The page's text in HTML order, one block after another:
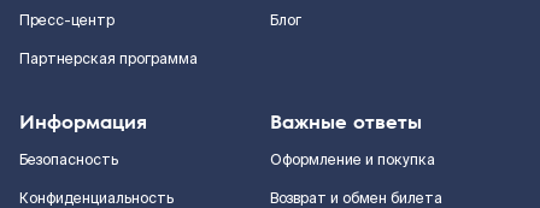
Пресс-центр
Партнерская программа
Блог
Информация
Безопасность
Конфиденциальность
Важные ответы
Оформление и покупка
Возврат и обмен билета